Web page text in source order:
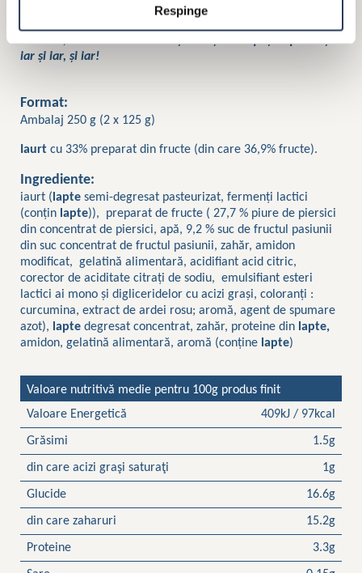
Respinge
Plutește pe un norișor pufos și delicios cu fiecare iaurt
Mmmm, e atât de bun încât îți dorești să repeți experiența
iar și iar, și iar!
Format:
Ambalaj 250 g (2 x 125 g)
Iaurt cu 33% preparat din fructe (din care 36,9% fructe).
Ingrediente:
iaurt (lapte semi-degresat pasteurizat, fermenți lactici
(conțin lapte)), preparat de fructe ( 27,7 % piure de piersici
din concentrat de piersici, apă, 9,2 % suc de fructul pasiunii
din suc concentrat de fructul pasiunii, zahăr, amidon
modificat, gelatină alimentară, acidifiant acid citric,
corector de aciditate citrați de sodiu, emulsifiant esteri
lactici ai mono și digliceridelor cu acizi grași, coloranți :
curcumina, extract de ardei rosu; aromă, agent de spumare
azot), lapte degresat concentrat, zahăr, proteine din lapte,
amidon, gelatină alimentară, aromă (conține lapte)
Valoare nutritivă medie pentru 100g produs finit
Valoare Energetică
409kJ / 97kcal
Grăsimi 1.5g
din care acizi graşi saturaţi 1g
Glucide 16.6g
din care zaharuri 15.2g
Proteine 3.3g